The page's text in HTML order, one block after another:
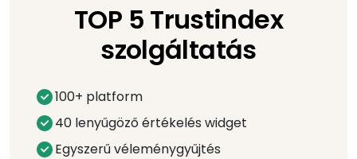
TOP 5 Trustindex
szolgáltatás
100+ platform
40 lenyűgöző értékelés widget
Egyszerű véleménygyűjtés